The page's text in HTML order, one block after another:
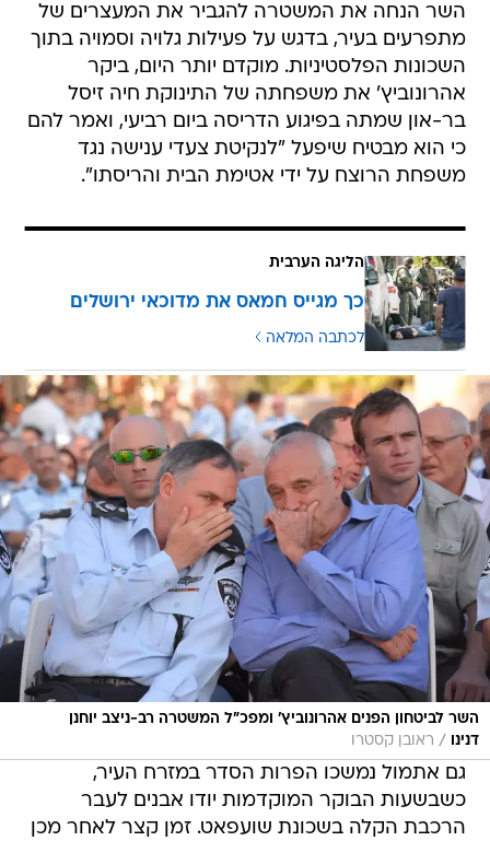
השר הנחה את המשטרה להגביר את המעצרים של
מתפרעים בעיר, בדגש על פעילות גלויה וסמויה בתוך
השכונות הפלסטיניות. מוקדם יותר היום, ביקר
אהרונוביץ' את משפחתה של התינוקת חיה זיסל
בר-און שמתה בפיגוע הדריסה ביום רביעי, ואמר להם
כי הוא מבטיח שיפעל "לנקיטת צעדי ענישה נגד
משפחת הרוצח על ידי אטימת הבית והריסתו".
הליגה הערבית
כך מגייס חמאס את מדוכאי ירושלים
לכתבה המלאה
השר לביטחון הפנים אהרונוביץ' ומפכ"ל המשטרה רב-ניצב יוחנן
דנינו
/ ראובן קסטרו
גם אתמול נמשכו הפרות הסדר במזרח העיר,
כשבשעות הבוקר המוקדמות יודו אבנים לעבר
הרכבת הקלה בשכונת שועפאט. זמן קצר לאחר מכן